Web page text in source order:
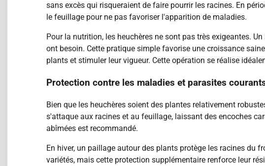
sans excès qui risqueraient de faire pourrir les racines. En
le feuillage pour ne pas favoriser l'apparition de maladies.
Pour la nutrition, les heuchères ne sont pas très exigeantes.
ont besoin. Cette pratique simple favorise une croissance
plants et stimuler leur vigueur. Cette opération se réalise
Protection contre les maladies et parasites
Bien que les heuchères soient des plantes relativement
s'attaque aux racines et au feuillage, laissant des encoches
abîmées est recommandé.
En hiver, un paillage autour des plants protège les racines du
variétés, mais cette protection supplémentaire renforce leur